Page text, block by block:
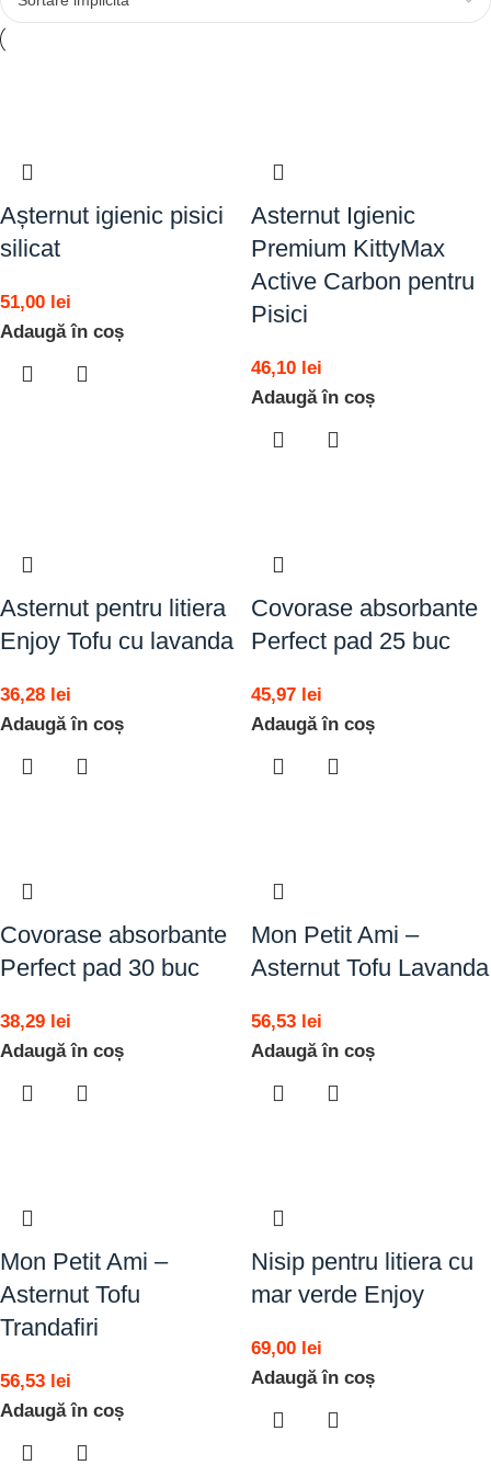
Așternut igienic pisici
silicat
51,00 lei
Adaugă în coș
Asternut Igienic
Premium KittyMax
Active Carbon pentru
Pisici
46,10 lei
Adaugă în coș
Asternut pentru litiera
Enjoy Tofu cu lavanda
36,28 lei
Adaugă în coș
Covorase absorbante
Perfect pad 25 buc
45,97 lei
Adaugă în coș
Covorase absorbante
Perfect pad 30 buc
38,29 lei
Adaugă în coș
Mon Petit Ami –
Asternut Tofu Lavanda
56,53 lei
Adaugă în coș
Mon Petit Ami –
Asternut Tofu
Trandafiri
56,53 lei
Adaugă în coș
Nisip pentru litiera cu
mar verde Enjoy
69,00 lei
Adaugă în coș